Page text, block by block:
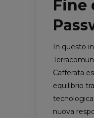
Fine
In questo
Cafferata
equilibrio
nuova